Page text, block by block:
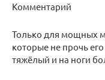
Комментарий
Только для мощных
которые не прочь
тяжёлый и на ноги